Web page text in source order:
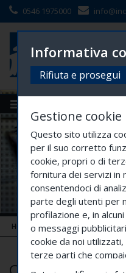
0546 1975000
HOME SOCIETÀ TRASPARENTE
Informativa
Rifiuta e prosegui
Gestione cookie
Questo sito utilizza
per il suo corretto
cookie, propri o di
fornitura dei servizi in
consentendoci di
parte degli utenti per
profilazione e, in
o messaggi
cookie da noi
terze parti che
sito, premendo il